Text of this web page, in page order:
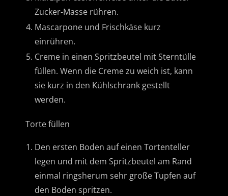
Zucker-Masse rühren.
Mascarpone und Frischkäse kurz
einrühren.
Creme in einen Spritzbeutel mit Sterntülle
füllen. Wenn die Creme zu weich ist, kann
sie kurz in den Kühlschrank gestellt
werden.
Torte füllen
Den ersten Boden auf einen Tortenteller
legen und mit dem Spritzbeutel am Rand
einmal ringsherum sehr große Tupfen auf
den Boden spritzen.